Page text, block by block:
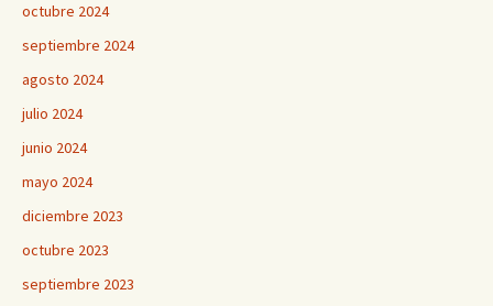
octubre 2024
septiembre 2024
agosto 2024
julio 2024
junio 2024
mayo 2024
diciembre 2023
octubre 2023
septiembre 2023